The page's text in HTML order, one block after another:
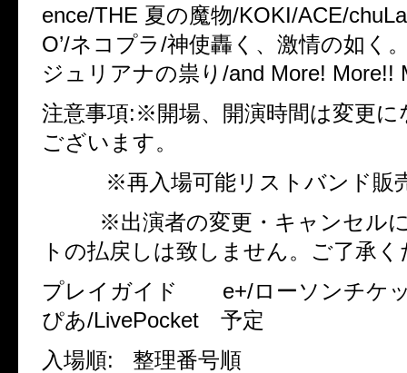
ence/THE 夏の魔物/KOKI/ACE/
O’/ネコプラ/神使轟く、激情の如く
ジュリアナの祟り/and More! More!!
注意事項:※開場、開演時間は変更に
ございます。
※再入場可能リストバンド販
※出演者の変更・キャンセルに
トの払戻しは致しません。ご了承
プレイガイド e+/ローソンチケ
ぴあ/LivePocket 予定
入場順: 整理番号順